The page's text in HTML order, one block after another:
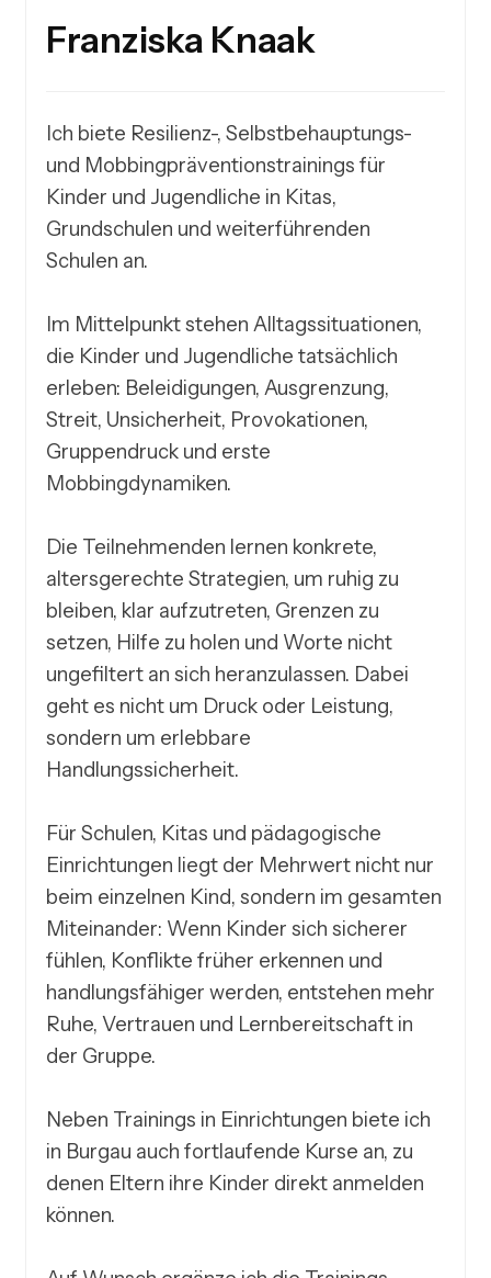
Franziska Knaak
Ich biete Resilienz-, Selbstbehauptungs-
und Mobbingpräventionstrainings für
Kinder und Jugendliche in Kitas,
Grundschulen und weiterführenden
Schulen an.
Im Mittelpunkt stehen Alltagssituationen,
die Kinder und Jugendliche tatsächlich
erleben: Beleidigungen, Ausgrenzung,
Streit, Unsicherheit, Provokationen,
Gruppendruck und erste
Mobbingdynamiken.
Die Teilnehmenden lernen konkrete,
altersgerechte Strategien, um ruhig zu
bleiben, klar aufzutreten, Grenzen zu
setzen, Hilfe zu holen und Worte nicht
ungefiltert an sich heranzulassen. Dabei
geht es nicht um Druck oder Leistung,
sondern um erlebbare
Handlungssicherheit.
Für Schulen, Kitas und pädagogische
Einrichtungen liegt der Mehrwert nicht nur
beim einzelnen Kind, sondern im gesamten
Miteinander: Wenn Kinder sich sicherer
fühlen, Konflikte früher erkennen und
handlungsfähiger werden, entstehen mehr
Ruhe, Vertrauen und Lernbereitschaft in
der Gruppe.
Neben Trainings in Einrichtungen biete ich
in Burgau auch fortlaufende Kurse an, zu
denen Eltern ihre Kinder direkt anmelden
können.